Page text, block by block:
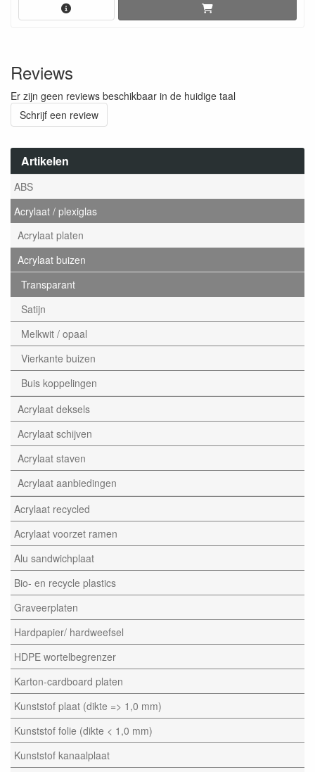
Artikelen
ABS
Acrylaat / plexiglas
Acrylaat platen
Acrylaat buizen
Transparant
Satijn
Melkwit / opaal
Vierkante buizen
Buis koppelingen
Acrylaat deksels
Acrylaat schijven
Acrylaat staven
Acrylaat aanbiedingen
Acrylaat recycled
Acrylaat voorzet ramen
Alu sandwichplaat
Bio- en recycle plastics
Graveerplaten
Hardpapier/ hardweefsel
HDPE wortelbegrenzer
Karton-cardboard platen
Kunststof plaat (dikte => 1,0 mm)
Kunststof folie (dikte < 1,0 mm)
Kunststof kanaalplaat
Reviews
Er zijn geen reviews beschikbaar in de huidige taal
Schrijf een review